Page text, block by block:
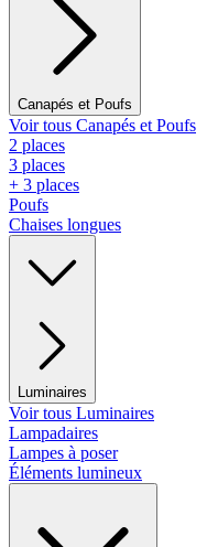
Canapés et Poufs
Voir tous Canapés et Poufs
2 places
3 places
+ 3 places
Poufs
Chaises longues
Luminaires
Voir tous Luminaires
Lampadaires
Lampes à poser
Éléments lumineux